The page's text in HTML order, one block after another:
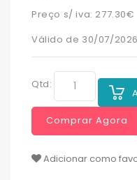
Preço s/ iva: 277.30€
Válido de 30/07/
Qtd:
Comprar Agora
Adicionar como